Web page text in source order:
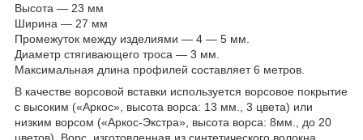
Высота — 23 мм
Ширина — 27 мм
Промежуток между изделиями — 4 — 5 мм.
Диаметр стягивающего троса — 3 мм.
Максимальная длина профилей составляет 6 метров.
В качестве ворсовой вставки используется ворсовое покрытие
с высоким («Аркос», высота ворса: 13 мм., 3 цвета) или
низким ворсом («Аркос-Экстра», высота ворса: 8мм., до 20
цветов). Ворс, изготовленная из синтетического волокна